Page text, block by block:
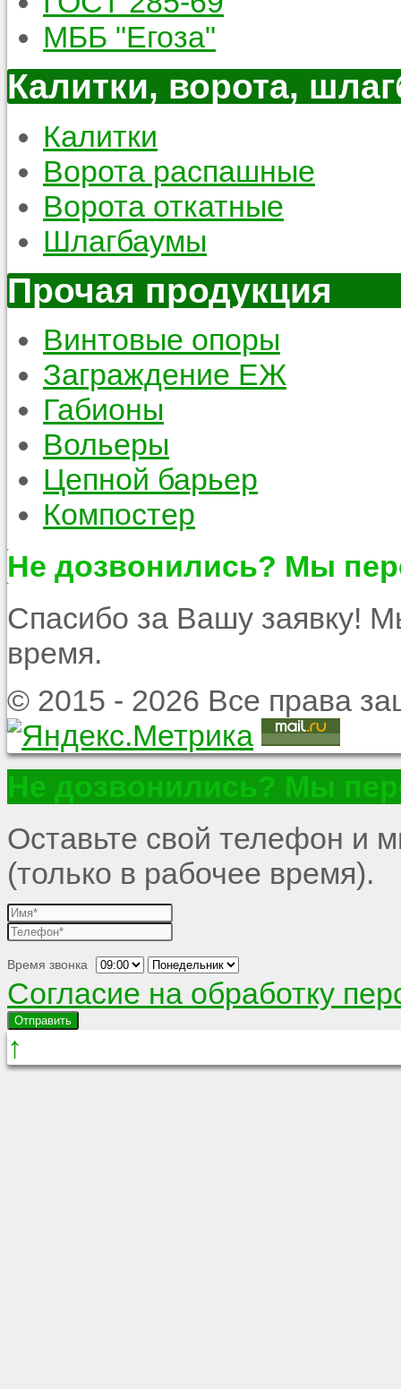
МББ "Егоза"
Калитки, ворота,
Калитки
Ворота распашные
Ворота откатные
Шлагбаумы
Прочая продукция
Винтовые опоры
Заграждение ЕЖ
Габионы
Вольеры
Цепной барьер
Компостер
Не дозвонились? Мы
Спасибо за Вашу заявку!
время.
© 2015 - 2026 Все права
Не дозвонились? Мы
Оставьте свой телефон и
(только в рабочее время).
Время звонка
Согласие на обработку
Отправить
↑